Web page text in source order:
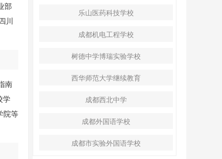
部
川
南
学
院等
乐山医药科技学校
成都机电工程学校
树德中学博瑞实验学校
西华师范大学继续教育
成都西北中学
成都外国语学校
成都市实验外国语学校